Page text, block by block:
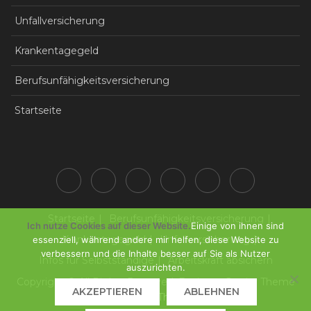
Unfallversicherung
Krankentagegeld
Berufsunfähigkeitsversicherung
Startseite
Krankentagegeld
Unfallversicherung
Infos für Selbstständige
Arbeitskraft absichern
Copyright © All Rights Reserved. Business Gravity Theme
byKeon Themes
Ich nutze Cookies auf dieser Website.Einige von ihnen sind
essenziell, während andere mir helfen, diese Website zu
verbessern und die Inhalte besser auf Sie als Nutzer
auszurichten.
AKZEPTIEREN ABLEHNEN